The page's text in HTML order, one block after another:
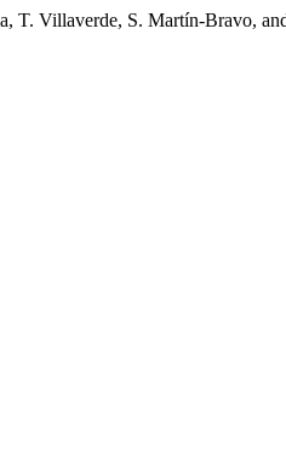
T. Villaverde, S. Martín-Bravo,